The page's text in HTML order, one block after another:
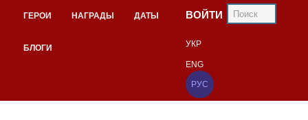
ГЕРОИ НАГРАДЫ ДАТЫ
БЛОГИ
ВОЙТИ
УКР
ENG
РУС